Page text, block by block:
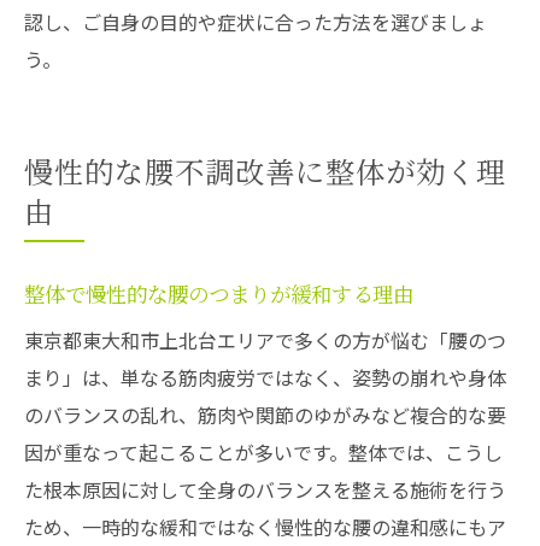
認し、ご自身の目的や症状に合った方法を選びましょ
う。
慢性的な腰不調改善に整体が効く理
由
整体で慢性的な腰のつまりが緩和する理由
東京都東大和市上北台エリアで多くの方が悩む「腰のつ
まり」は、単なる筋肉疲労ではなく、姿勢の崩れや身体
のバランスの乱れ、筋肉や関節のゆがみなど複合的な要
因が重なって起こることが多いです。整体では、こうし
た根本原因に対して全身のバランスを整える施術を行う
ため、一時的な緩和ではなく慢性的な腰の違和感にもア